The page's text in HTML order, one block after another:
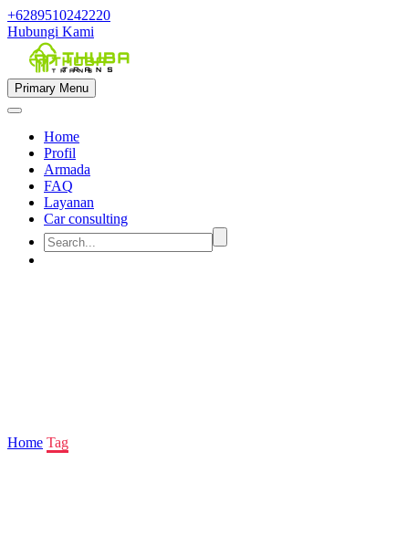
+6289510242220
Hubungi Kami
Primary Menu
Home
Profil
Armada
FAQ
Layanan
Car consulting
Home Tag